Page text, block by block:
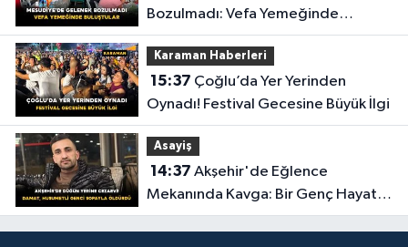
Bozulmadı: Vefa Yemeğinde
Buluştular
Karaman Haberleri
15:37
Oynadı! Festival Gecesine Büyük İlgi
Asayiş
14:37
Mekanında Kavga: Bir Genç Hayatını
Kaybetti